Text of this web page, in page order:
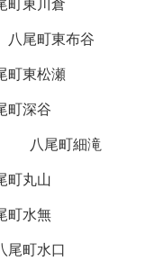
八尾町東布谷
町東松瀬
町深谷
八尾町細滝
町丸山
町水無
尾町水口